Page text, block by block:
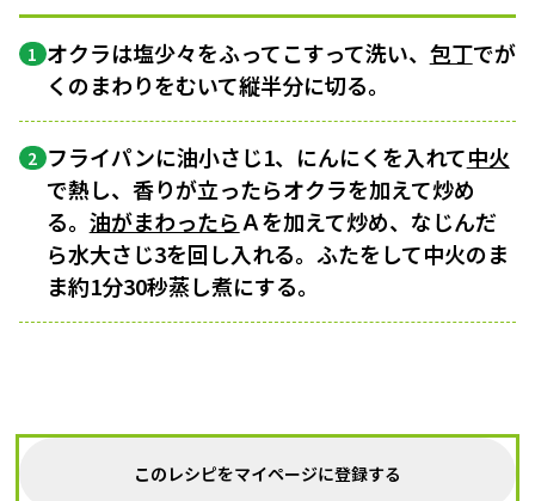
1 オクラは塩少々をふってこすって洗い、 包丁でが
くのまわりをむいて縦半分に切る。
2 フライパンに油小さじ1、にんにくを入れて中火
で熱し、香りが立ったらオクラを加えて炒め
る。 油がまわったらＡを加えて炒め、なじんだ
ら水大さじ3を回し入れる。ふたをして中火のま
ま約1分30秒蒸し煮にする。
このレシピをマイページに登録する